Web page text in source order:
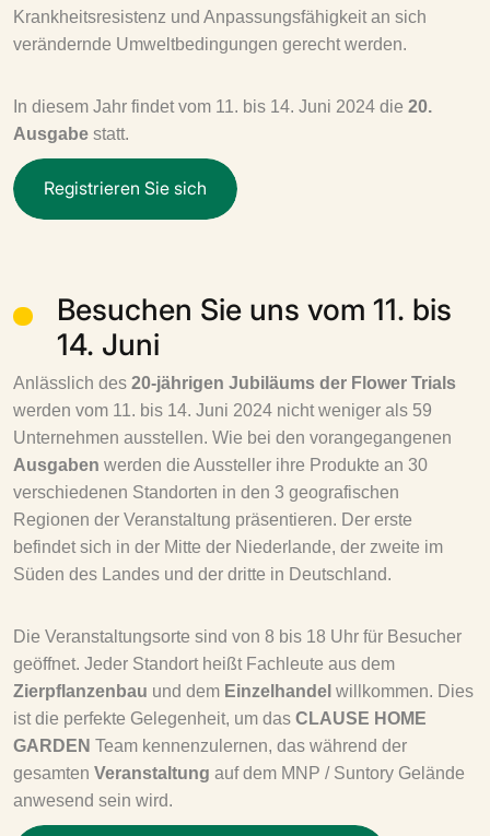
Krankheitsresistenz und Anpassungsfähigkeit an sich
verändernde Umweltbedingungen gerecht werden.
In diesem Jahr findet vom 11. bis 14. Juni 2024 die 20.
Ausgabe statt.
Registrieren Sie sich
Besuchen Sie uns vom 11. bis
14. Juni
Anlässlich des 20-jährigen Jubiläums der Flower Trials
werden vom 11. bis 14. Juni 2024 nicht weniger als 59
Unternehmen ausstellen. Wie bei den vorangegangenen
Ausgaben werden die Aussteller ihre Produkte an 30
verschiedenen Standorten in den 3 geografischen
Regionen der Veranstaltung präsentieren. Der erste
befindet sich in der Mitte der Niederlande, der zweite im
Süden des Landes und der dritte in Deutschland.
Die Veranstaltungsorte sind von 8 bis 18 Uhr für Besucher
geöffnet. Jeder Standort heißt Fachleute aus dem
Zierpflanzenbau und dem Einzelhandel willkommen. Dies
ist die perfekte Gelegenheit, um das CLAUSE HOME
GARDEN Team kennenzulernen, das während der
gesamten Veranstaltung auf dem MNP / Suntory Gelände
anwesend sein wird.